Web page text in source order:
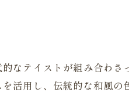
なテイストが組み合わ
活用し、伝統的な和風